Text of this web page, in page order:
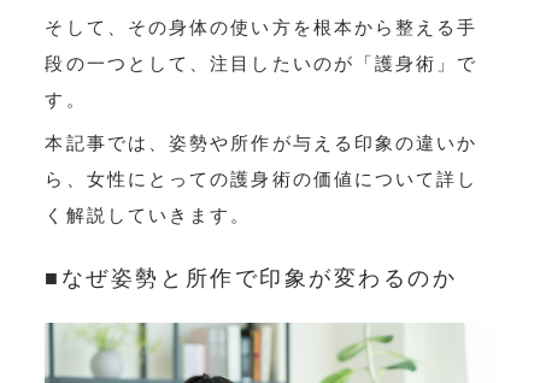
そして、その身体の使い方を根本から整える手
段の一つとして、注目したいのが「護身術」で
す。
本記事では、姿勢や所作が与える印象の違いか
ら、女性にとっての護身術の価値について詳し
く解説していきます。
■なぜ姿勢と所作で印象が変わるのか